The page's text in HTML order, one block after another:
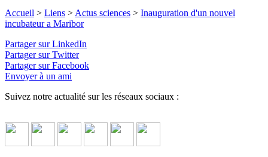
Accueil > Liens > Actus sciences > Inauguration d'un nouvel
incubateur a Maribor
Partager sur LinkedIn
Partager sur Twitter
Partager sur Facebook
Envoyer à un ami
Suivez notre actualité sur les réseaux sociaux :